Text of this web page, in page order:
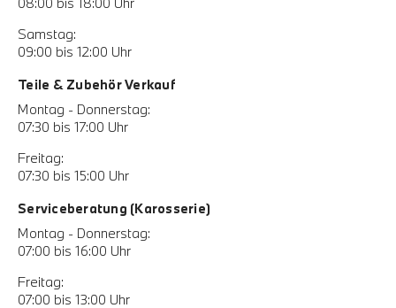
Samstag:
09:00 bis 12:00 Uhr
Teile & Zubehör Verkauf
Montag - Donnerstag:
07:30 bis 17:00 Uhr
Freitag:
07:30 bis 15:00 Uhr
Serviceberatung (Karosserie)
Montag - Donnerstag:
07:00 bis 16:00 Uhr
Freitag:
07:00 bis 13:00 Uhr